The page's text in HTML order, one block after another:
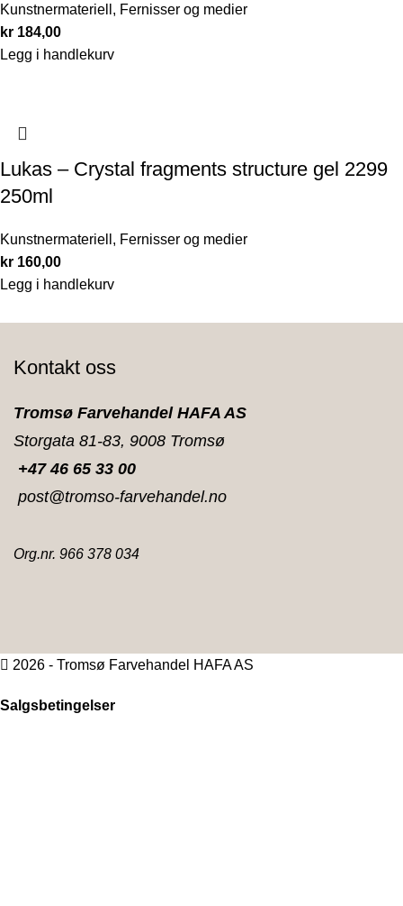
Kunstnermateriell , Fernisser og medier
kr 184,00
Legg i handlekurv
Lukas – Crystal fragments structure gel 2299
250ml
Kunstnermateriell , Fernisser og medier
kr 160,00
Legg i handlekurv
Kontakt oss
Tromsø Farvehandel HAFA AS
Storgata 81-83, 9008 Tromsø
+47 46 65 33 00
post@tromso-farvehandel.no
Org.nr. 966 378 034
2026 - Tromsø Farvehandel HAFA AS
Salgsbetingelser